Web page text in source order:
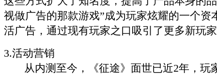
视做广告的那款游戏”成为玩家炫耀的一个资
活广告，通过现有玩家之口吸引了更多新玩
3.活动营销
从内测至今，《征途》面世已近2年，玩